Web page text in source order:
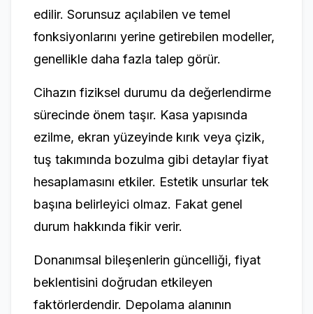
edilir. Sorunsuz açılabilen ve temel
fonksiyonlarını yerine getirebilen modeller,
genellikle daha fazla talep görür.
Cihazın fiziksel durumu da değerlendirme
sürecinde önem taşır. Kasa yapısında
ezilme, ekran yüzeyinde kırık veya çizik,
tuş takımında bozulma gibi detaylar fiyat
hesaplamasını etkiler. Estetik unsurlar tek
başına belirleyici olmaz. Fakat genel
durum hakkında fikir verir.
Donanımsal bileşenlerin güncelliği, fiyat
beklentisini doğrudan etkileyen
faktörlerdendir. Depolama alanının